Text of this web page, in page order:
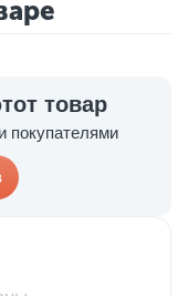
товар
покупателями